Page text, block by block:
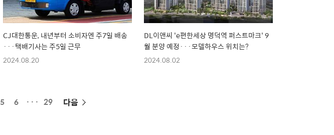
CJ대한통운, 내년부터 소비자엔 주7일 배송
···택배기사는 주5일 근무
2024.08.20
DL이앤씨 'e편한세상 명덕역 퍼스트마크' 9
월 분양 예정···모델하우스 위치는?
2024.08.02
페
5 6 ··· 29 다음